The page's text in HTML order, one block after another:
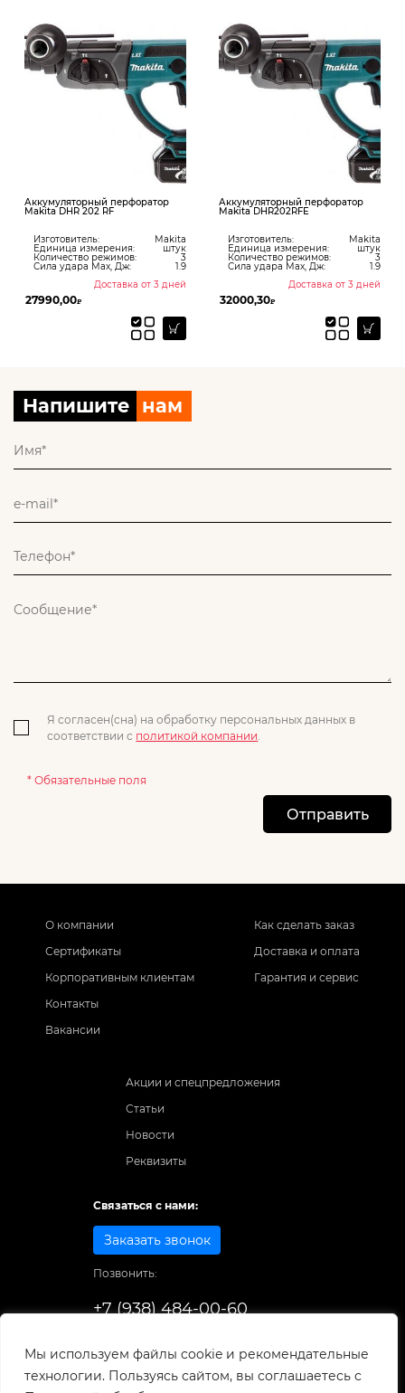
Мы используем файлы cookie и рекомендательные
технологии. Пользуясь сайтом, вы соглашаетесь с
Аккумуляторный перфоратор
Makita DHR 202 RF
Изготовитель: Makita
Единица измерения: штук
Количество режимов: 3
Сила удара Max, Дж:
1.9
Доставка от 3 дней
27990,00₽
Аккумуляторный перфоратор
Makita DHR202RFE
Изготовитель: Makita
Единица измерения: штук
Количество режимов: 3
Сила удара Max, Дж:
1.9
Доставка от 3 дней
32000,30₽
Напишите нам
Я согласен(сна) на обработку персональных данных в
соответствии с политикой компании
* Обязательные поля
Отправить
О компании
Сертификаты
Корпоративным клиентам
Контакты
Вакансии
Как сделать заказ
Доставка и оплата
Гарантия и сервис
Акции и спецпредложения
Статьи
Новости
Реквизиты
Связаться с нами:
Заказать звонок
Позвонить:
+7 (938) 484-00-60
© 1998-2025